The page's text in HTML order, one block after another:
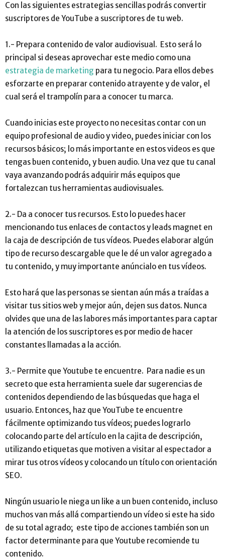
Con las siguientes estrategias sencillas podrás convertir
suscriptores de YouTube a suscriptores de tu web.
1.- Prepara contenido de valor audiovisual. Esto será lo
principal si deseas aprovechar este medio como una
estrategia de marketing para tu negocio. Para ellos debes
esforzarte en preparar contenido atrayente y de valor, el
cual será el trampolín para a conocer tu marca.
Cuando inicias este proyecto no necesitas contar con un
equipo profesional de audio y video, puedes iniciar con los
recursos básicos; lo más importante en estos videos es que
tengas buen contenido, y buen audio. Una vez que tu canal
vaya avanzando podrás adquirir más equipos que
fortalezcan tus herramientas audiovisuales.
2.- Da a conocer tus recursos. Esto lo puedes hacer
mencionando tus enlaces de contactos y leads magnet en
la caja de descripción de tus vídeos. Puedes elaborar algún
tipo de recurso descargable que le dé un valor agregado a
tu contenido, y muy importante anúncialo en tus vídeos.
Esto hará que las personas se sientan aún más a traídas a
visitar tus sitios web y mejor aún, dejen sus datos. Nunca
olvides que una de las labores más importantes para captar
la atención de los suscriptores es por medio de hacer
constantes llamadas a la acción.
3.- Permite que Youtube te encuentre. Para nadie es un
secreto que esta herramienta suele dar sugerencias de
contenidos dependiendo de las búsquedas que haga el
usuario. Entonces, haz que YouTube te encuentre
fácilmente optimizando tus vídeos; puedes lograrlo
colocando parte del artículo en la cajita de descripción,
utilizando etiquetas que motiven a visitar al espectador a
mirar tus otros vídeos y colocando un título con orientación
SEO.
Ningún usuario le niega un like a un buen contenido, incluso
muchos van más allá compartiendo un vídeo si este ha sido
de su total agrado; este tipo de acciones también son un
factor determinante para que Youtube recomiende tu
contenido.